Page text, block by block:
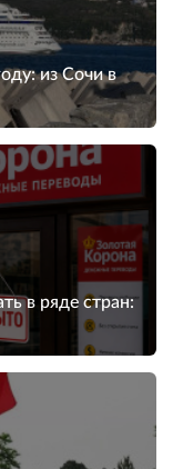
из Сочи в
в ряде стран: